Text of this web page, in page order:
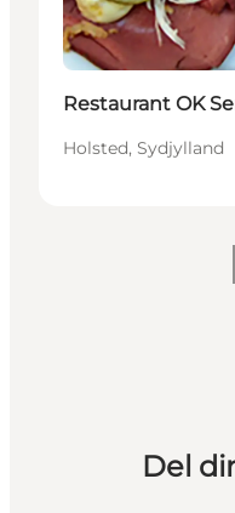
Restaurant OK
Holsted, Sydjylland
Del